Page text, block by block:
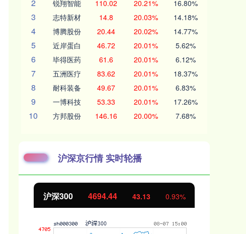
2 锐翔智能 110.02 20.21% 16.80%
3 志特新材 14.8 20.03% 14.18%
4 博腾股份 20.44 20.02% 14.77%
5 近岸蛋白 46.72 20.01% 5.62%
6 毕得医药 61.6 20.01% 6.12%
7 五洲医疗 83.62 20.01% 18.37%
8 耐科装备 49.67 20.01% 6.83%
9 一博科技 53.33 20.01% 17.26%
10 方邦股份 146.16 20.00% 7.68%
沪深京行情 实时轮播
沪深300 4694.44 43.13 0.93%